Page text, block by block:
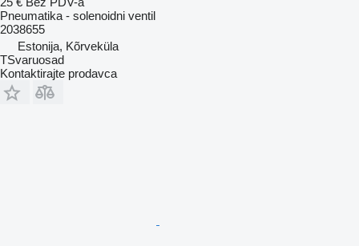
Pneumatika - solenoidni ventil
2038655
Estonija, Kõrveküla
TSvaruosad
Kontaktirajte prodavca